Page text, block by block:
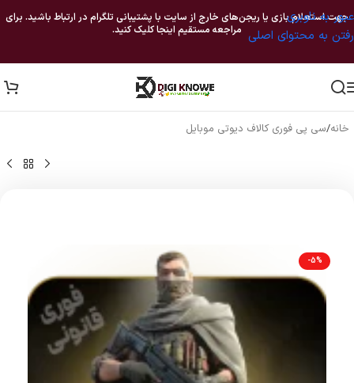
عبور به ناوبری
رفتن به محتوای اصلی
جهت استعلام بازی یا ریجن‌های خارج از سایت با پشتیبانی تلگرام در ارتباط باشید. برای
مراجعه مستقیم اینجا کلیک کنید.
خانه/سی پی فوری کالاف دیوتی موبایل
-5%